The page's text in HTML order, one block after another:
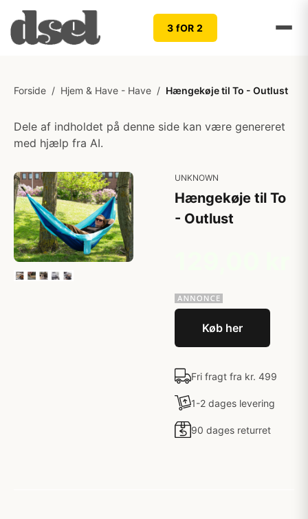
3 fOR 2
Forside / Hjem & Have - Have / Hængekøje til To - Outlust
Dele af indholdet på denne side kan være genereret
med hjælp fra AI.
UNKNOWN
Hængekøje til To
- Outlust
Køb her
Fri fragt fra kr. 499
1-2 dages levering
90 dages returret